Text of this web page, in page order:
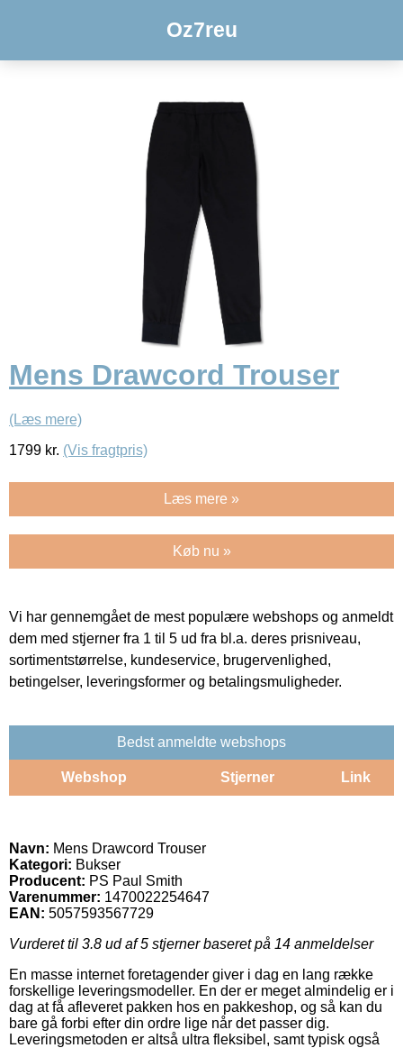
Oz7reu
Mens Drawcord Trouser
(Læs mere)
1799 kr. (Vis fragtpris)
Læs mere »
Køb nu »
Vi har gennemgået de mest populære webshops og anmeldt
dem med stjerner fra 1 til 5 ud fra bl.a. deres prisniveau,
sortimentstørrelse, kundeservice, brugervenlighed,
betingelser, leveringsformer og betalingsmuligheder.
Bedst anmeldte webshops
Webshop Stjerner Link
Navn: Mens Drawcord Trouser
Kategori: Bukser
Producent: PS Paul Smith
Varenummer: 1470022254647
EAN: 5057593567729
Vurderet til 3.8 ud af 5 stjerner baseret på 14 anmeldelser
En masse internet foretagender giver i dag en lang række
forskellige leveringsmodeller. En der er meget almindelig er i
dag at få afleveret pakken hos en pakkeshop, og så kan du
bare gå forbi efter din ordre lige når det passer dig.
Leveringsmetoden er altså ultra fleksibel, samt typisk også